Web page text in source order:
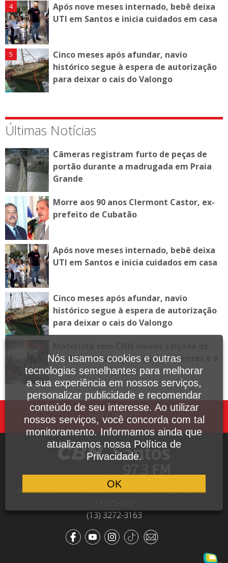
Após nove meses internado, bebê deixa
UTI em Santos e inicia cuidados em casa
Cinco meses após afundar, navio
histórico segue à espera de autorização
para deixar o cais do Valongo
Últimas Notícias
Câmeras registram furto de peças de
portão durante a madrugada em Praia
Grande
Morre aos 90 anos Clermont Castor, ex-
prefeito de Cubatão
Após nove meses internado, bebê deixa
UTI em Santos e inicia cuidados em casa
Cinco meses após afundar, navio
histórico segue à espera de autorização
para deixar o cais do Valongo
lanchonete, atropela quatro clientes e é
preso em Mongaguá
Fale Conosco
Avenida Dr. Pedro Lessa, 1640, sala 809, Santos - SP,
(13) 3272-3163
Nós usamos cookies e outras
tecnologias semelhantes para melhorar
a sua experiência em nossos serviços,
personalizar publicidade e recomendar
conteúdo de seu interesse. Ao utilizar
nossos serviços, você concorda com tal
monitoramento. Informamos ainda que
atualizamos nossa Política de
Privacidade.
OK